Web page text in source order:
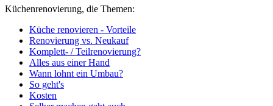
Küchenrenovierung, die Themen:
Küche renovieren - Vorteile
Renovierung vs. Neukauf
Komplett- / Teilrenovierung?
Alles aus einer Hand
Wann lohnt ein Umbau?
So geht's
Kosten